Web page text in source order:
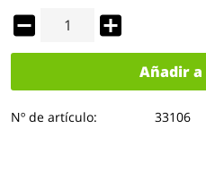
Añadir a
Nº de artículo: 33106